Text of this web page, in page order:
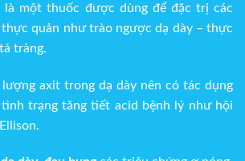
là một thuốc được dùng để đặc trị các
thực quản như trào ngược dạ dày – thực
tràng.
lượng axit trong dạ dày nên có tác dụng
trạng tăng tiết acid bệnh lý như hội